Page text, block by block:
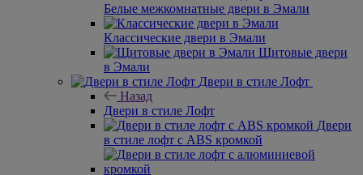
Белые межкомнатные двери в Эмали
Классические двери в Эмали
Щитовые двери
в Эмали
Двери в стиле Лофт
Назад
Двери в стиле Лофт
Двери
в стиле лофт с ABS кромкой